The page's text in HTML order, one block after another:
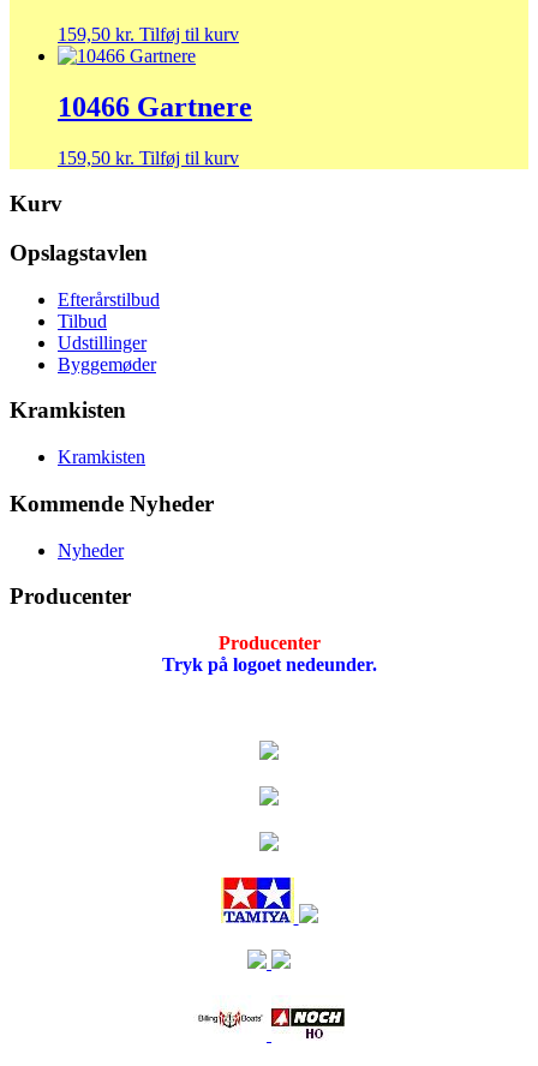
159,50 kr. Tilføj til kurv
10466 Gartnere
159,50 kr. Tilføj til kurv
Kurv
Opslagstavlen
Efterårstilbud
Tilbud
Udstillinger
Byggemøder
Kramkisten
Kramkisten
Kommende Nyheder
Nyheder
Producenter
Producenter
Tryk på logoet nedeunder.